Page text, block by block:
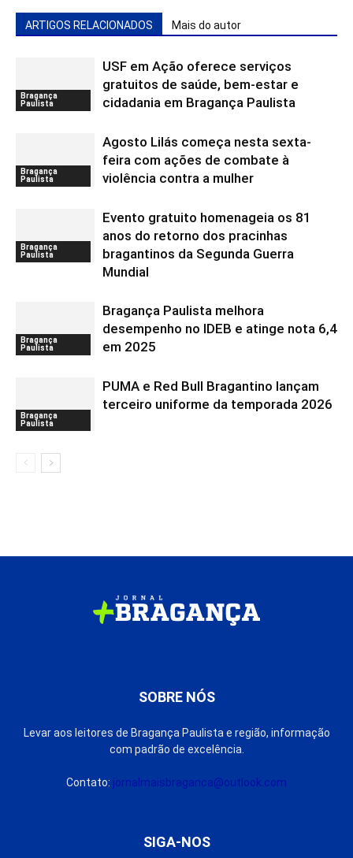
ARTIGOS RELACIONADOS Mais do autor
Bragança
Paulista
USF em Ação oferece serviços
gratuitos de saúde, bem-estar e
cidadania em Bragança Paulista
Bragança
Paulista
Agosto Lilás começa nesta sexta-
feira com ações de combate à
violência contra a mulher
Bragança
Paulista
Evento gratuito homenageia os 81
anos do retorno dos pracinhas
bragantinos da Segunda Guerra
Mundial
Bragança
Paulista
Bragança Paulista melhora
desempenho no IDEB e atinge nota 6,4
em 2025
Bragança
Paulista
PUMA e Red Bull Bragantino lançam
terceiro uniforme da temporada 2026
SOBRE NÓS
Levar aos leitores de Bragança Paulista e região, informação
com padrão de excelência.
Contato: jornalmaisbraganca@outlook.com
SIGA-NOS